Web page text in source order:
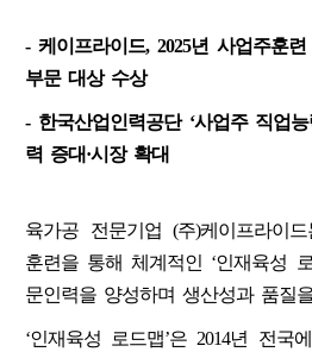
- 케이프라이드, 2025년 사업주훈
부문 대상 수상
- 한국산업인력공단 ‘사업주 직업
력 증대·시장 확대
육가공 전문기업 (주)케이프라이
훈련을 통해 체계적인 ‘인재육성
문인력을 양성하며 생산성과 품질
‘인재육성 로드맵’은 2014년 전국